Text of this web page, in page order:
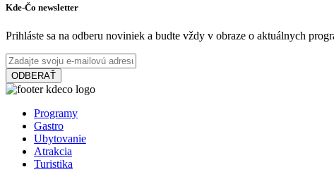
Mesto Šamorín
Šamorín, Január 01
FestivalKoncert
Podujatia v x-bionic sphere 2026
Kde-Čo newsletter
Prihláste sa na odberu noviniek a budte vždy v obraze o aktuálnych
ODBERAŤ
Programy
Gastro
Ubytovanie
Atrakcia
Turistika